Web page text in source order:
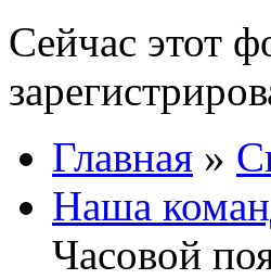
Сейчас этот
Главная »
Наша
Часовой